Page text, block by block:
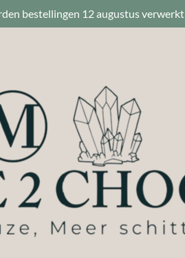
bestellingen 12 augustus verwerkt